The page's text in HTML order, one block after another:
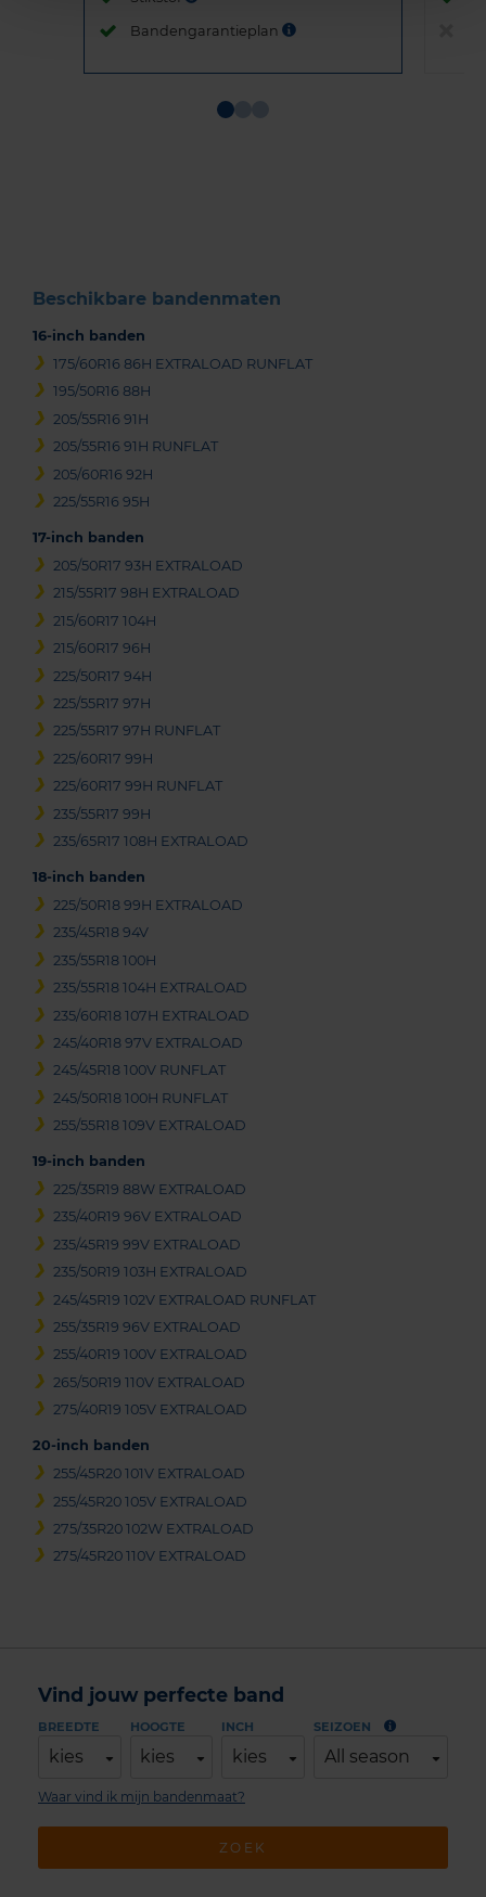
Bandengarantieplan
Beschikbare bandenmaten
16-inch banden
175/60R16 86H EXTRALOAD RUNFLAT
195/50R16 88H
205/55R16 91H
205/55R16 91H RUNFLAT
205/60R16 92H
225/55R16 95H
17-inch banden
205/50R17 93H EXTRALOAD
215/55R17 98H EXTRALOAD
215/60R17 104H
215/60R17 96H
225/50R17 94H
225/55R17 97H
225/55R17 97H RUNFLAT
225/60R17 99H
225/60R17 99H RUNFLAT
235/55R17 99H
235/65R17 108H EXTRALOAD
18-inch banden
225/50R18 99H EXTRALOAD
235/45R18 94V
235/55R18 100H
235/55R18 104H EXTRALOAD
235/60R18 107H EXTRALOAD
245/40R18 97V EXTRALOAD
245/45R18 100V RUNFLAT
245/50R18 100H RUNFLAT
255/55R18 109V EXTRALOAD
19-inch banden
225/35R19 88W EXTRALOAD
235/40R19 96V EXTRALOAD
235/45R19 99V EXTRALOAD
235/50R19 103H EXTRALOAD
245/45R19 102V EXTRALOAD RUNFLAT
255/35R19 96V EXTRALOAD
255/40R19 100V EXTRALOAD
265/50R19 110V EXTRALOAD
275/40R19 105V EXTRALOAD
20-inch banden
255/45R20 101V EXTRALOAD
255/45R20 105V EXTRALOAD
275/35R20 102W EXTRALOAD
275/45R20 110V EXTRALOAD
Vind jouw perfecte band
BREEDTE
kies
HOOGTE
kies
INCH
kies
SEIZOEN
All season
ZOEK
Waar vind ik mijn bandenmaat?